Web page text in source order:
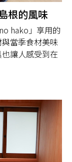
根的風味
hako」享用的
當季食材美味
讓人感受到在